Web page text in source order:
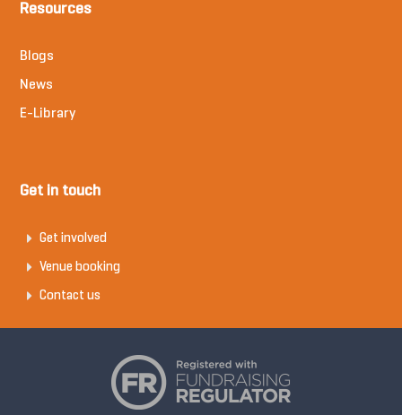
Resources
Blogs
News
E-Library
Get in touch
Get involved
Venue booking
Contact us